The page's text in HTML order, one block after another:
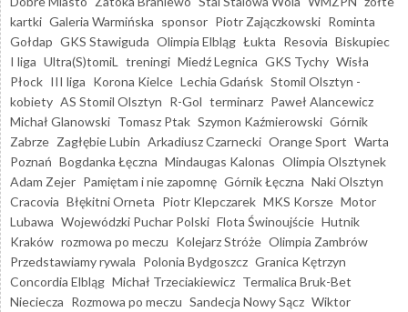
kartki Galeria Warmińska sponsor Piotr Zajączkowski Rominta
Gołdap GKS Stawiguda Olimpia Elbląg Łukta Resovia Biskupiec
I liga Ultra(S)tomiL treningi Miedź Legnica GKS Tychy Wisła
Płock III liga Korona Kielce Lechia Gdańsk Stomil Olsztyn -
kobiety AS Stomil Olsztyn R-Gol terminarz Paweł Alancewicz
Michał Glanowski Tomasz Ptak Szymon Kaźmierowski Górnik
Zabrze Zagłębie Lubin Arkadiusz Czarnecki Orange Sport Warta
Poznań Bogdanka Łęczna Mindaugas Kalonas Olimpia Olsztynek
Adam Zejer Pamiętam i nie zapomnę Górnik Łęczna Naki Olsztyn
Cracovia Błękitni Orneta Piotr Klepczarek MKS Korsze Motor
Lubawa Wojewódzki Puchar Polski Flota Świnoujście Hutnik
Kraków rozmowa po meczu Kolejarz Stróże Olimpia Zambrów
Przedstawiamy rywala Polonia Bydgoszcz Granica Kętrzyn
Concordia Elbląg Michał Trzeciakiewicz Termalica Bruk-Bet
Nieciecza Rozmowa po meczu Sandecja Nowy Sącz Wiktor